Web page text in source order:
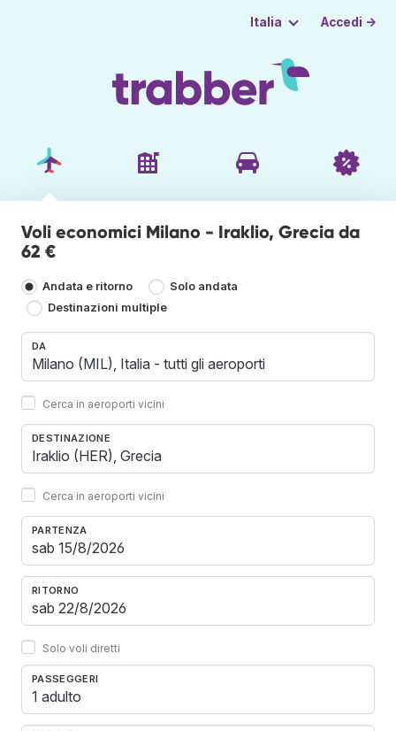
Italia Accedi →
Voli economici Milano - Iraklio, Grecia da
62 €
Andata e ritorno
Solo andata
Destinazioni multiple
DA
Cerca in aeroporti vicini
DESTINAZIONE
Cerca in aeroporti vicini
PARTENZA
RITORNO
Solo voli diretti
PASSEGGERI
1 adulto